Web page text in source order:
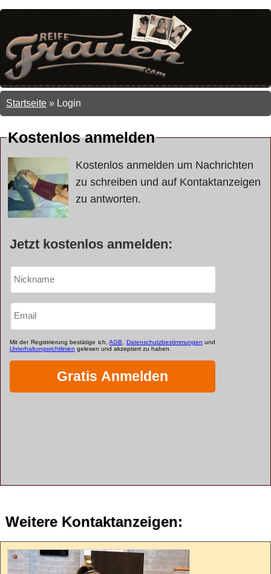
Startseite » Login
Kostenlos anmelden
Kostenlos anmelden um Nachrichten
zu schreiben und auf Kontaktanzeigen
zu antworten.
Jetzt kostenlos anmelden:
Weitere Kontaktanzeigen: